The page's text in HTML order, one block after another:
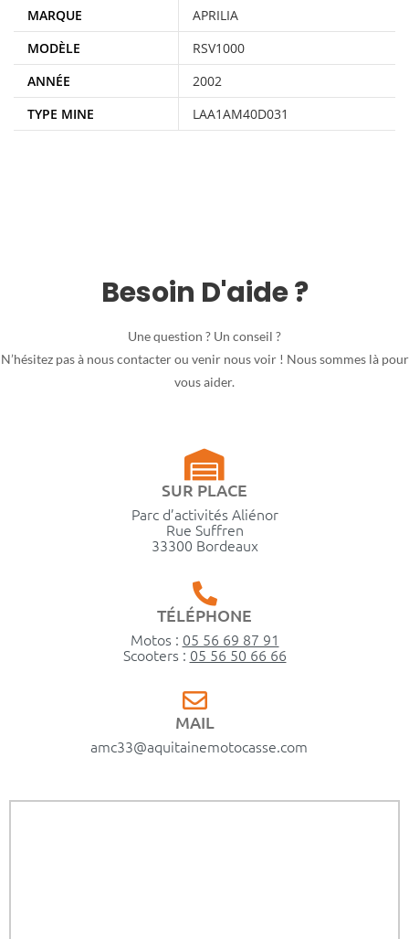
MARQUE
APRILIA
MODÈLE
RSV1000
ANNÉE
2002
TYPE MINE
LAA1AM40D031
Besoin D'aide ?
Une question ? Un conseil ?
N’hésitez pas à nous contacter ou venir nous voir ! Nous sommes là pour
vous aider.
SUR PLACE
Parc d’activités Aliénor
Rue Suffren
33300 Bordeaux
TÉLÉPHONE
Motos : 05 56 69 87 91
Scooters : 05 56 50 66 66
MAIL
amc33@aquitainemotocasse.com